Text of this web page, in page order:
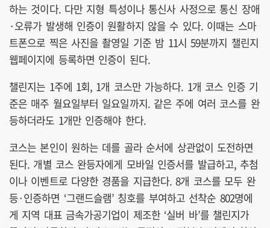
하는 것이다. 다만 지형 특성이나 통신사 사정으로 통신 장애
·오류가 발생해 인증이 원활하지 않을 수 있다. 이때는 스마
트폰으로 찍은 사진을 촬영일 기준 밤 11시 59분까지 챌린지
웹페이지에 등록하면 인증이 된다.
챌린지는 1주에 1회, 1개 코스만 가능하다. 1개 코스 인증 기
준은 매주 월요일부터 일요일까지. 같은 주에 여러 코스를 완
등하더라도 1개만 인증해야 한다.
코스는 본인이 원하는 데를 골라 순서에 상관없이 도전하면
된다. 개별 코스 완등자에게 모바일 인증서를 발급하고, 추첨
이나 이벤트로 다양한 경품을 지급한다. 8개 코스를 모두 완
등·인증하면 ‘그랜드슬램’ 칭호를 부여하고 선착순 802명에
게 지역 대표 금속가공기업이 제조한 ‘실버 바’를 챌린지가